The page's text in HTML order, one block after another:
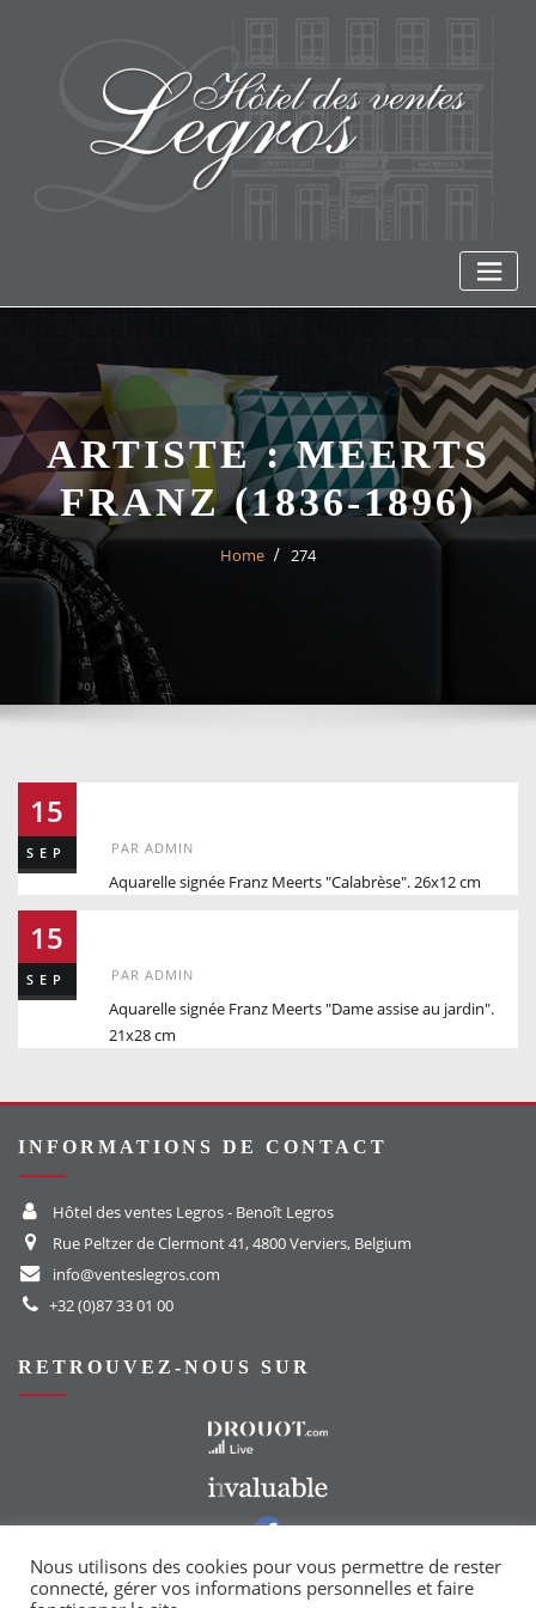
ARTISTE :MEERTS
FRANZ (1836-1896)
Home 274
15
SEP PARADMIN
Aquarelle signée Franz Meerts "Calabrèse". 26x12 cm
15
SEP PARADMIN
Aquarelle signée Franz Meerts "Dame assise au jardin".
21x28 cm
INFORMATIONS DE CONTACT
Hôtel des ventes Legros - Benoît Legros
Rue Peltzer de Clermont 41, 4800 Verviers, Belgium
info@venteslegros.com
+32 (0)87 33 01 00
RETROUVEZ-NOUS SUR
Vers notre groupe Facebook
Nous utilisons des cookies pour vous permettre de rester
connecté, gérer vos informations personnelles et faire